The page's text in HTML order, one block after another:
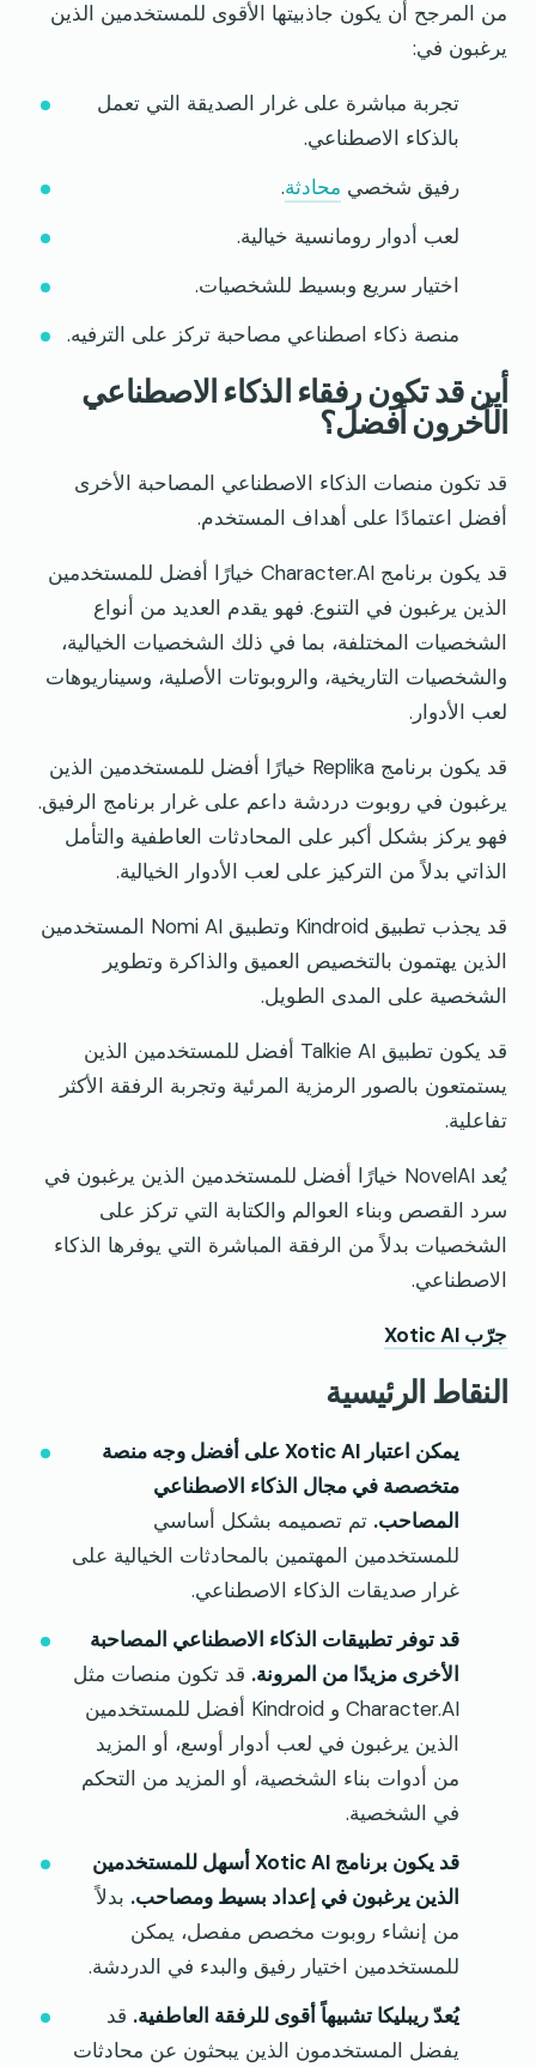
من المرجح أن يكون جاذبيتها الأقوى للمستخدمين الذين
يرغبون في:
تجربة مباشرة على غرار الصديقة التي تعمل
بالذكاء الاصطناعي.
رفيق شخصي محادثة.
لعب أدوار رومانسية خيالية.
اختيار سريع وبسيط للشخصيات.
منصة ذكاء اصطناعي مصاحبة تركز على الترفيه.
أين قد تكون رفقاء الذكاء الاصطناعي
الآخرون أفضل؟
قد تكون منصات الذكاء الاصطناعي المصاحبة الأخرى
أفضل اعتمادًا على أهداف المستخدم.
قد يكون برنامج Character.AI خيارًا أفضل للمستخدمين
الذين يرغبون في التنوع. فهو يقدم العديد من أنواع
الشخصيات المختلفة، بما في ذلك الشخصيات الخيالية،
والشخصيات التاريخية، والروبوتات الأصلية، وسيناريوهات
لعب الأدوار.
قد يكون برنامج Replika خيارًا أفضل للمستخدمين الذين
يرغبون في روبوت دردشة داعم على غرار برنامج الرفيق.
فهو يركز بشكل أكبر على المحادثات العاطفية والتأمل
الذاتي بدلاً من التركيز على لعب الأدوار الخيالية.
قد يجذب تطبيق Kindroid وتطبيق Nomi AI المستخدمين
الذين يهتمون بالتخصيص العميق والذاكرة وتطوير
الشخصية على المدى الطويل.
قد يكون تطبيق Talkie AI أفضل للمستخدمين الذين
يستمتعون بالصور الرمزية المرئية وتجربة الرفقة الأكثر
تفاعلية.
يُعد NovelAI خيارًا أفضل للمستخدمين الذين يرغبون في
سرد القصص وبناء العوالم والكتابة التي تركز على
الشخصيات بدلاً من الرفقة المباشرة التي يوفرها الذكاء
الاصطناعي.
جرّب Xotic AI
النقاط الرئيسية
يمكن اعتبار Xotic AI على أفضل وجه منصة
متخصصة في مجال الذكاء الاصطناعي
المصاحب. تم تصميمه بشكل أساسي
للمستخدمين المهتمين بالمحادثات الخيالية على
غرار صديقات الذكاء الاصطناعي.
قد توفر تطبيقات الذكاء الاصطناعي المصاحبة
الأخرى مزيدًا من المرونة. قد تكون منصات مثل
Character.AI و Kindroid أفضل للمستخدمين
الذين يرغبون في لعب أدوار أوسع، أو المزيد
من أدوات بناء الشخصية، أو المزيد من التحكم
في الشخصية.
قد يكون برنامج Xotic AI أسهل للمستخدمين
الذين يرغبون في إعداد بسيط ومصاحب. بدلاً
من إنشاء روبوت مخصص مفصل، يمكن
للمستخدمين اختيار رفيق والبدء في الدردشة.
يُعدّ ريبليكا تشبيهاً أقوى للرفقة العاطفية. قد
يفضل المستخدمون الذين يبحثون عن محادثات